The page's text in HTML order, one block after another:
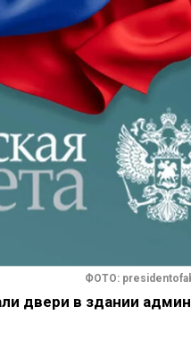
ФОТО:
двери в здании